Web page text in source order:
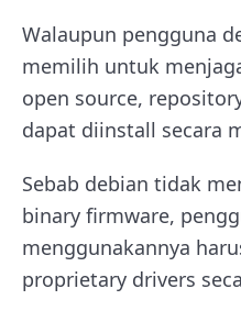
Walaupun pengguna
memilih untuk
open source,
dapat diinstall secara
Sebab debian tidak
binary firmware,
menggunakannya
proprietary drivers